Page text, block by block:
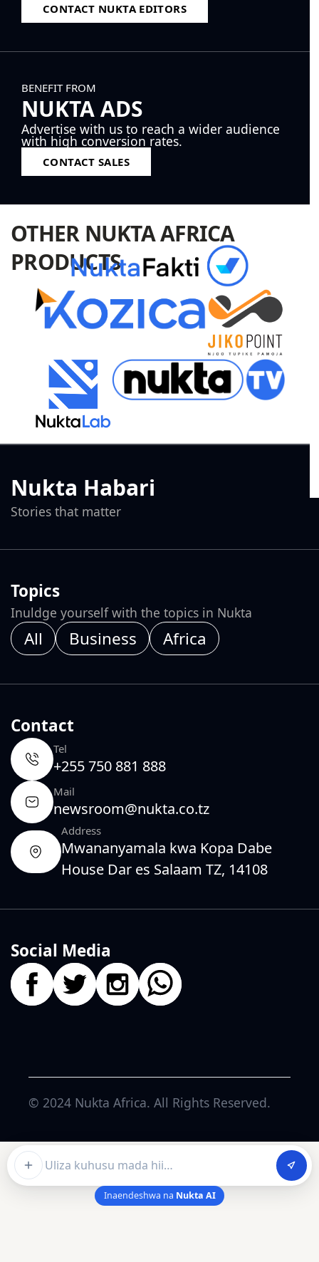
Ask about this article
Inaendeshwa na Nukta AI
CONTACT NUKTA EDITORS
BENEFIT FROM
NUKTA ADS
Advertise with us to reach a wider audience
with high conversion rates.
CONTACT SALES
OTHER NUKTA AFRICA
PRODUCTS
Nukta Habari
Stories that matter
Topics
Inuldge yourself with the topics in Nukta
All Business Africa
Contact
Tel
+255 750 881 888
Mail
newsroom@nukta.co.tz
Address
Mwananyamala kwa Kopa Dabe
House Dar es Salaam TZ, 14108
Social Media
© 2024 Nukta Africa. All Rights Reserved.